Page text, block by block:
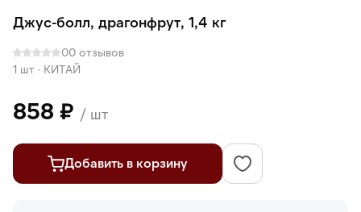
Джус-болл, драгонфрут, 1,4 кг
00 отзывов
1 шт · КИТАЙ
858 ₽ / шт
Добавить в корзину